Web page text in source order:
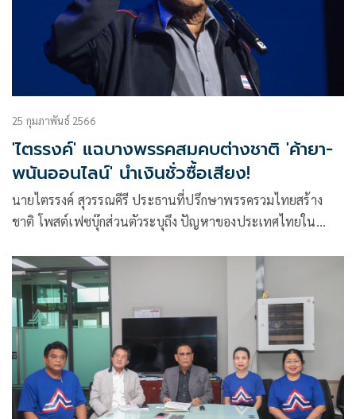
25 กุมภาพันธ์ 2566
'ไตรรงค์' แฉบางพรรคสมคบต่างชาติ 'ค้ายา-
พนันออนไลน์' นำเงินชั่วซื้อเสียง!
นายไตรรงค์ สุวรรณคีรี ประธานที่ปรึกษาพรรครวมไทยสร้าง
ชาติ โพสต์เฟซบุ๊กส่วนตัวระบุถึง ปัญหาของประเทศไทยใน